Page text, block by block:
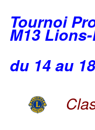
Tournoi
M13
du 14 au